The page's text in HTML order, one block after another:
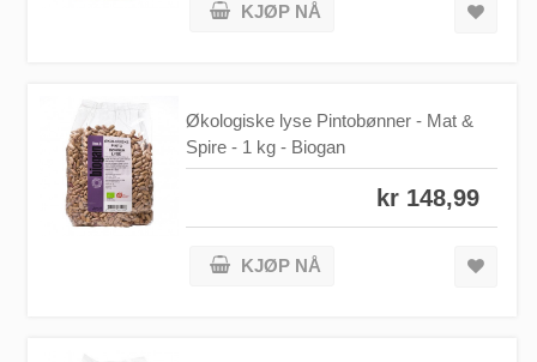
KJØP NÅ
Økologiske lyse Pintobønner - Mat &
Spire - 1 kg - Biogan
kr 148,99
KJØP NÅ